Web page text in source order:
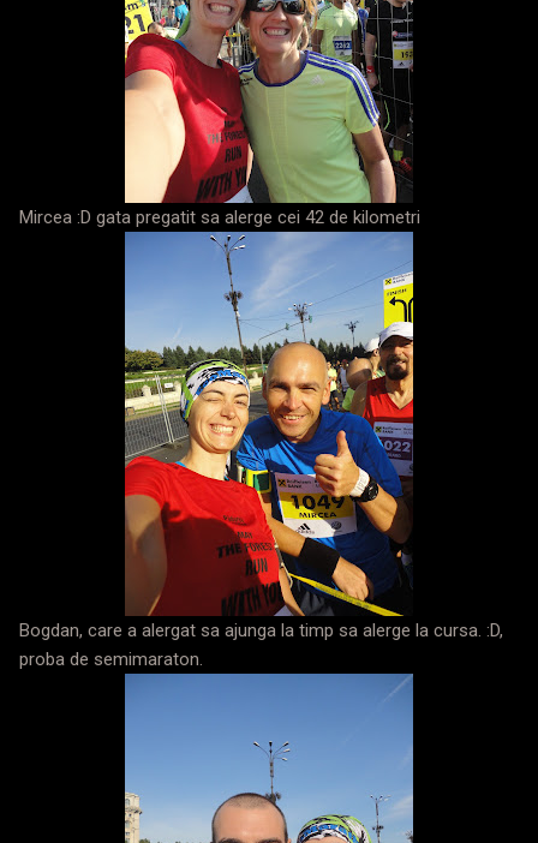
Mircea :D gata pregatit sa alerge cei 42 de kilometri
Bogdan, care a alergat sa ajunga la timp sa alerge la cursa. :D,
proba de semimaraton.